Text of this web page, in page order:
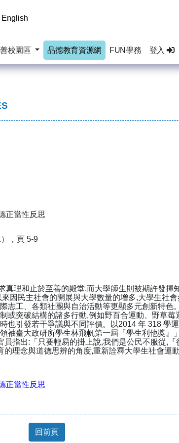
English
校園區 品德教育資源網 FUN學務 登入
正當性反思
，頁 5-9
理和止於至善的殿堂,而大學師生則被期許發揮
因民主社會的開展與大學數量的增多,大學生社
志工、各類社團與自治活動等更顯多元創新特色
或突破結構的諸多行動,例如野百合運動、野草
也引發若干爭議與不同評價。以2014 年 318 學
袖臺大政研所學生林飛帆第一屆『學生利他獎』
員指出:「只要輕易的掛上說,我們是公民不服從,
的理念與道德思辨的角度,重新詮釋大學生社會運
正當性反思
回前頁